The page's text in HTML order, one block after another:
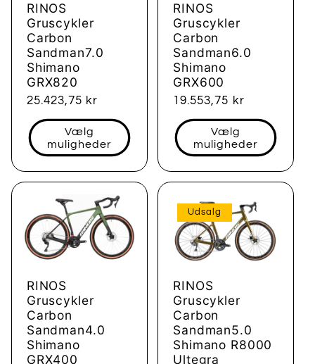
RINOS
Gruscykler
Carbon
Sandman7.0
Shimano
GRX820
Normalpris
25.423,75 kr
Vælg
muligheder
RINOS
Gruscykler
Carbon
Sandman6.0
Shimano
GRX600
Normalpris
19.553,75 kr
Vælg
muligheder
RINOS
Gruscykler
Carbon
Sandman4.0
Shimano
GRX400
Udsalg
RINOS
Gruscykler
Carbon
Sandman5.0
Shimano R8000
Ultegra